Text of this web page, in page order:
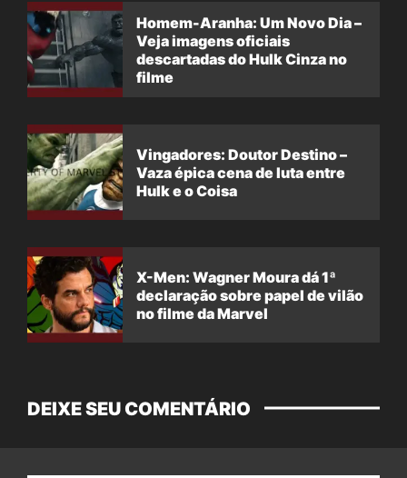
Homem-Aranha: Um Novo Dia –
Veja imagens oficiais
descartadas do Hulk Cinza no
filme
Vingadores: Doutor Destino –
Vaza épica cena de luta entre
Hulk e o Coisa
X-Men: Wagner Moura dá 1ª
declaração sobre papel de vilão
no filme da Marvel
DEIXE SEU COMENTÁRIO